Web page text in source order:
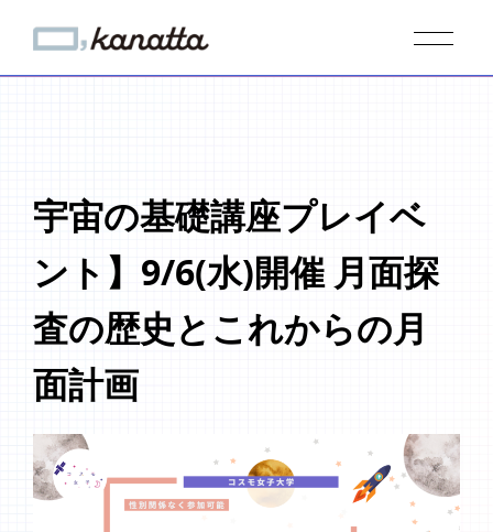
宇宙の基礎講座プレイベ
ント】9/6(水)開催 月面探
査の歴史とこれからの月
面計画